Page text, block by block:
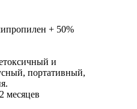
+ 50%
и
портативный,
месяцев